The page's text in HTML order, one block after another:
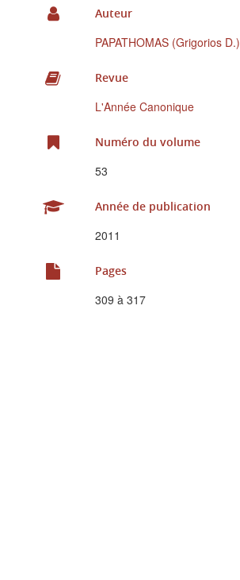
Auteur
PAPATHOMAS (Grigorios D.)
Revue
L'Année Canonique
Numéro du volume
53
Année de publication
2011
Pages
309 à 317